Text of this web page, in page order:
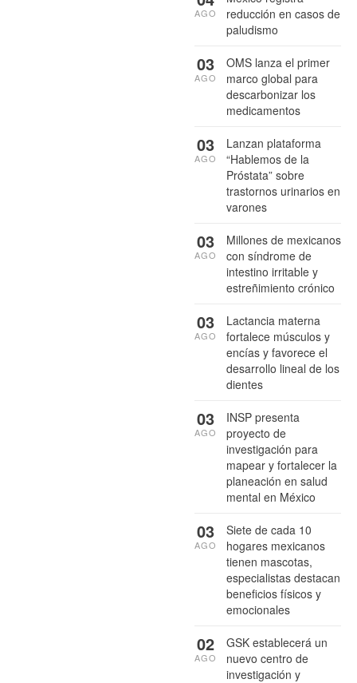
reducción en casos de
paludismo
AGO
OMS lanza el primer
marco global para
descarbonizar los
medicamentos
03
AGO
Lanzan plataforma
“Hablemos de la
Próstata” sobre
trastornos urinarios en
varones
03
AGO
Millones de mexicanos
con síndrome de
intestino irritable y
estreñimiento crónico
03
AGO
Lactancia materna
fortalece músculos y
encías y favorece el
desarrollo lineal de los
dientes
03
AGO
INSP presenta
proyecto de
investigación para
mapear y fortalecer la
planeación en salud
mental en México
03
AGO
Siete de cada 10
hogares mexicanos
tienen mascotas,
especialistas destacan
beneficios físicos y
emocionales
03
AGO
GSK establecerá un
nuevo centro de
investigación y
02
AGO